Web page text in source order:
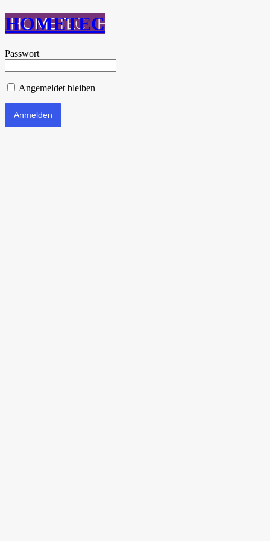
HOMETEC
Passwort
Angemeldet bleiben